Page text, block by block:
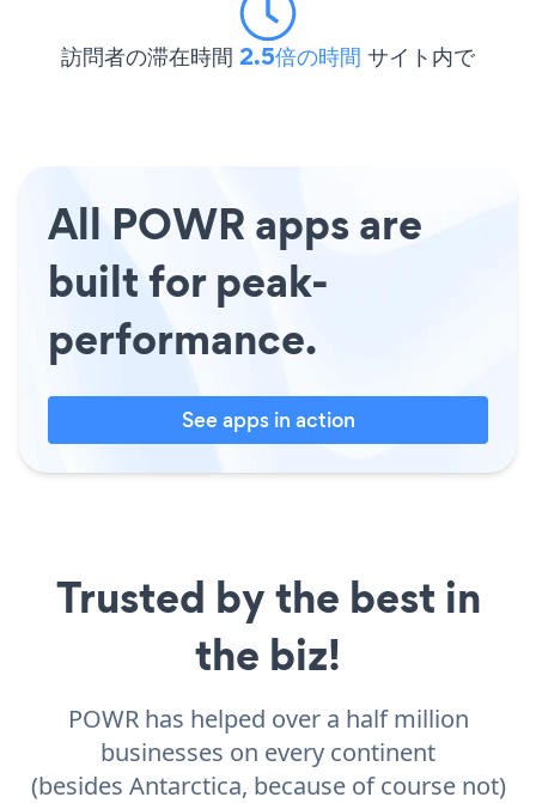
訪問者の滞在時間 2.5倍の時間 サイト内で
All POWR apps are
built for peak-
performance.
See apps in action
Trusted by the best in
the biz!
POWR has helped over a half million
businesses on every continent
(besides Antarctica, because of course not)